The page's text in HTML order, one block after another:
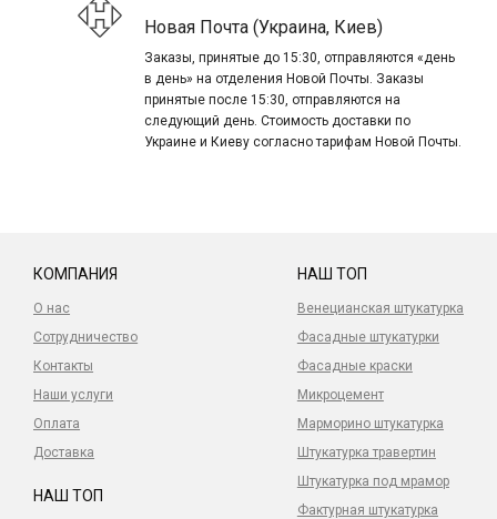
Новая Почта (Украина, Киев)
Заказы, принятые до 15:30, отправляются «день
в день» на отделения Новой Почты. Заказы
принятые после 15:30, отправляются на
следующий день. Стоимость доставки по
Украине и Киеву согласно тарифам Новой Почты.
КОМПАНИЯ
О нас
Сотрудничество
Контакты
Наши услуги
Оплата
Доставка
НАШ ТОП
Венецианская штукатурка
Фасадные штукатурки
Фасадные краски
Микроцемент
Марморино штукатурка
Штукатурка травертин
Штукатурка под мрамор
Фактурная штукатурка
НАШ ТОП